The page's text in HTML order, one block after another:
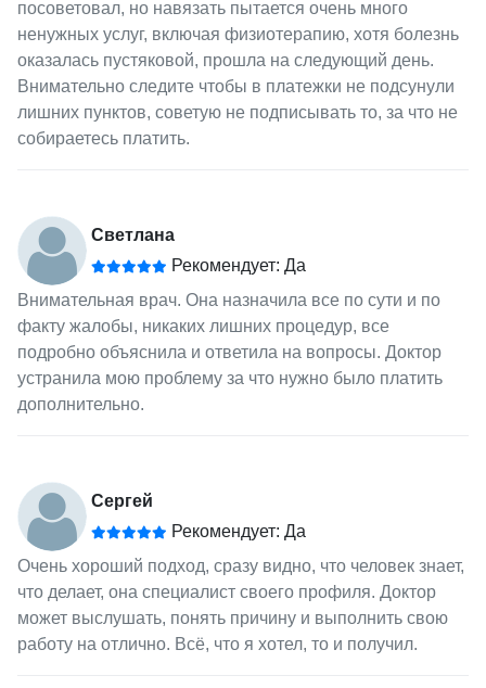
посоветовал, но навязать пытается очень много
ненужных услуг, включая физиотерапию, хотя болезнь
оказалась пустяковой, прошла на следующий день.
Внимательно следите чтобы в платежки не подсунули
лишних пунктов, советую не подписывать то, за что не
собираетесь платить.
Светлана
Рекомендует: Да
Внимательная врач. Она назначила все по сути и по
факту жалобы, никаких лишних процедур, все
подробно объяснила и ответила на вопросы. Доктор
устранила мою проблему за что нужно было платить
дополнительно.
Сергей
Рекомендует: Да
Очень хороший подход, сразу видно, что человек знает,
что делает, она специалист своего профиля. Доктор
может выслушать, понять причину и выполнить свою
работу на отлично. Всё, что я хотел, то и получил.